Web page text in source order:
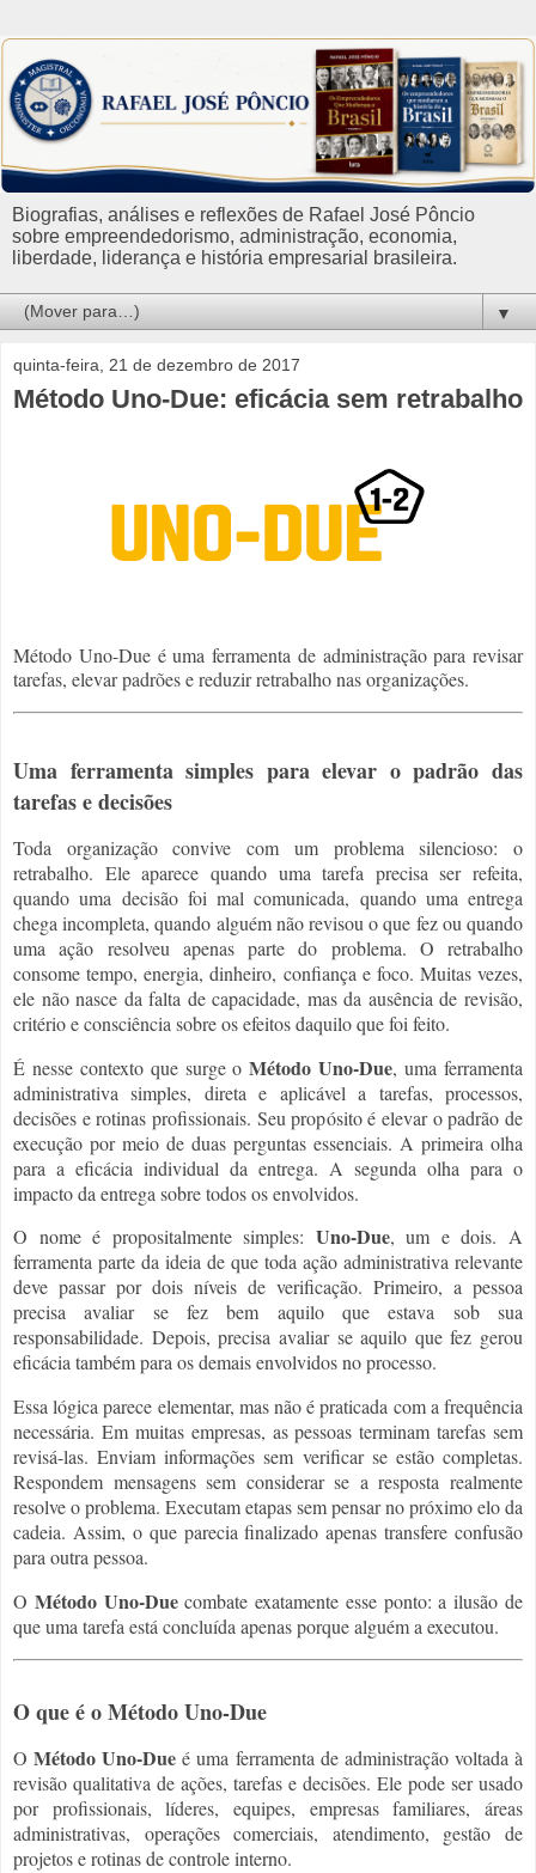
Biografias, análises e reflexões de Rafael José Pôncio
sobre empreendedorismo, administração, economia,
liberdade, liderança e história empresarial brasileira.
▼
quinta-feira, 21 de dezembro de 2017
Método Uno-Due: eficácia sem retrabalho
Método Uno-Due é uma ferramenta de administração para revisar
tarefas, elevar padrões e reduzir retrabalho nas organizações.
Uma ferramenta simples para elevar o padrão das
tarefas e decisões
Toda organização convive com um problema silencioso: o
retrabalho. Ele aparece quando uma tarefa precisa ser refeita,
quando uma decisão foi mal comunicada, quando uma entrega
chega incompleta, quando alguém não revisou o que fez ou quando
uma ação resolveu apenas parte do problema. O retrabalho
consome tempo, energia, dinheiro, confiança e foco. Muitas vezes,
ele não nasce da falta de capacidade, mas da ausência de revisão,
critério e consciência sobre os efeitos daquilo que foi feito.
É nesse contexto que surge oMétodo Uno-Due, uma ferramenta
administrativa simples, direta e aplicável a tarefas, processos,
decisões e rotinas profissionais. Seu propósito é elevar o padrão de
execução por meio de duas perguntas essenciais. A primeira olha
para a eficácia individual da entrega. A segunda olha para o
impacto da entrega sobre todos os envolvidos.
O nome é propositalmente simples: Uno-Due, um e dois. A
ferramenta parte da ideia de que toda ação administrativa relevante
deve passar por dois níveis de verificação. Primeiro, a pessoa
precisa avaliar se fez bem aquilo que estava sob sua
responsabilidade. Depois, precisa avaliar se aquilo que fez gerou
eficácia também para os demais envolvidos no processo.
Essa lógica parece elementar, mas não é praticada com a frequência
necessária. Em muitas empresas, as pessoas terminam tarefas sem
revisá-las. Enviam informações sem verificar se estão completas.
Respondem mensagens sem considerar se a resposta realmente
resolve o problema. Executam etapas sem pensar no próximo elo da
cadeia. Assim, o que parecia finalizado apenas transfere confusão
para outra pessoa.
O Método Uno-Duecombate exatamente esse ponto: a ilusão de
que uma tarefa está concluída apenas porque alguém a executou.
O que é o Método Uno-Due
OMétodo Uno-Due é uma ferramenta de administração voltada à
revisão qualitativa de ações, tarefas e decisões. Ele pode ser usado
por profissionais, líderes, equipes, empresas familiares, áreas
administrativas, operações comerciais, atendimento, gestão de
projetos e rotinas de controle interno.